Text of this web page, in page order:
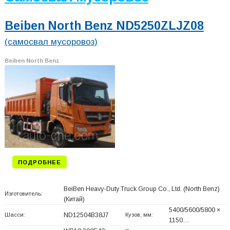
Beiben North Benz ND5250ZLJZ08
(самосвал мусоровоз)
Beiben North Benz
ПОДРОБНЕЕ
Изготовитель:
BeiBen Heavy-Duty Truck Group Co., Ltd. (North Benz)
(Китай)
Шасси: ND12504B38J7 Кузов, мм:
5400/5600/5800 ×
1150…